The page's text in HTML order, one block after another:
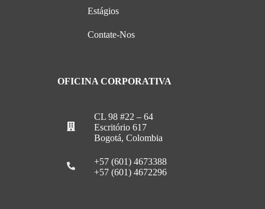
Estágios
Contate-Nos
OFICINA CORPORATIVA
CL 98 #22 – 64
Escritório 617
Bogotá, Colombia
+57 (601) 4673388
+57 (601) 4672296